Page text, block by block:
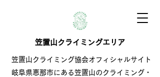
笠置山クライミング協会オフィシャルサイト
岐阜県恵那市にある笠置山のクライミング・
笠置山クライミングエリア